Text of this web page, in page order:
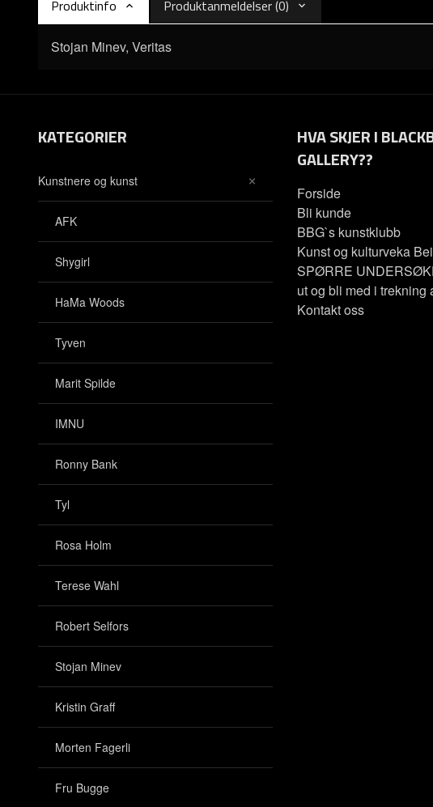
Produktinfo Produktanmeldelser (0)
Stojan Minev, Veritas
KATEGORIER
Kunstnere og kunst
AFK
Shygirl
HaMa Woods
Tyven
Marit Spilde
IMNU
Ronny Bank
Tyl
Rosa Holm
Terese Wahl
Robert Selfors
Stojan Minev
Kristin Graff
Morten Fagerli
Fru Bugge
HVA SKJER I
GALLERY??
Forside
Bli kunde
BBG`s kunstklubb
Kunst og kulturveka
SPØRRE
ut og bli med i trekning
Kontakt oss